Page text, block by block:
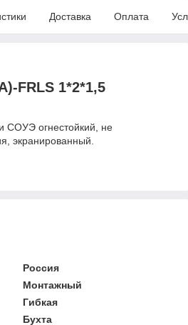
Доставка Оплата
FRLS 1*2*1,5
СОУЭ огнестойкий, не
экранированный.
Россия
Монтажный
Гибкая
Бухта